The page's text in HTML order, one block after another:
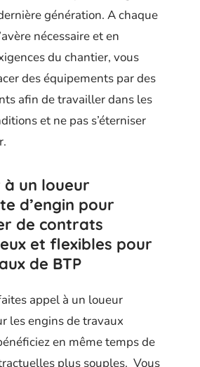
génération. A chaque
nécessaire et en
du chantier, vous
des équipements par des
afin de travailler dans les
et ne pas s’éterniser
à un loueur
d’engin pour
de contrats
et flexibles pour
de BTP
appel à un loueur
les engins de travaux
en même temps de
plus souples. Vous